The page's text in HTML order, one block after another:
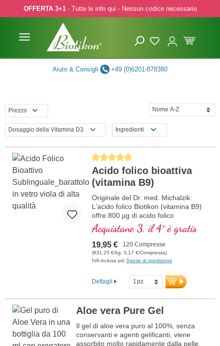
to main content
Skip to search
Skip to main navigation
OFFERTA 3+1- Tutte le info qui - Nessun codice necessario
Aiuto & Consigli +49 (0)6201-878380
Prezzo
Dosaggio della Vitamina D3 Ingredienti
Average rating of 5 out of 5 stars
Acido folico bioattiva
(vitamina B9)
Originale del Dr. med. Michalzik:
L'acido folico Biotikon (vitamina B9)
offre 800 µg di acido folico
biologicamente attivo per
compressa, sotto forma di
metiltetraidrofolato (5-MTHF),
particolarmente ben assorbito
dall'organismo. L'acido folico
del sangue e alla funzione del
sistema immunitario. Privo di
alluminio. Prodotto in Germania
secondo i più alti standard di qualità.
ulteriori informazioni sull’acido
folico
Acquistane 3, il 4° è gratis
19,95 € 120 Compresse
(831,25 €/kg, 0,17 €/Compressa)
IVA inclusa più Spese di spedizione
Dettagli
Aloe vera Pure Gel
Il gel di aloe vera puro al 100%, senza
conservanti e agenti gelificanti, viene
assorbito molto rapidamente dalla pelle.